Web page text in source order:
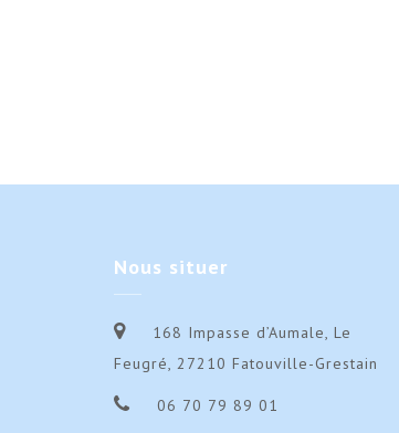
Nous situer
168 Impasse d’Aumale, Le
Feugré, 27210 Fatouville-Grestain
06 70 79 89 01